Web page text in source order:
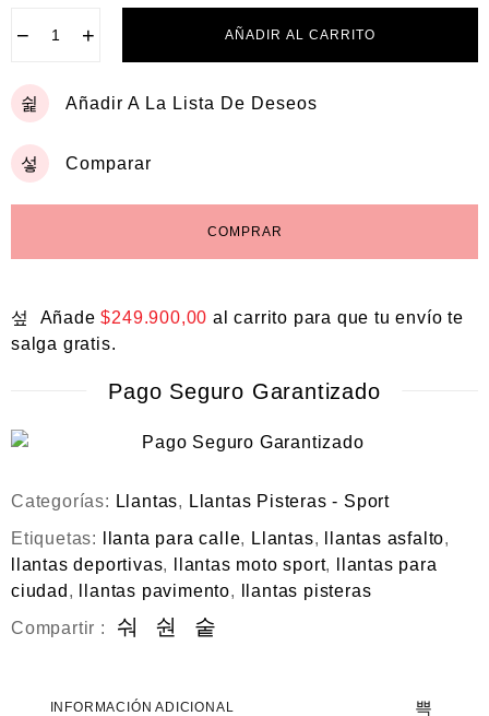
− + AÑADIR AL CARRITO
Añadir A La Lista De Deseos
Comparar
COMPRAR
Añade$249.900,00 al carrito para que tu envío te
salga gratis.
Pago Seguro Garantizado
Categorías: Llantas, Llantas Pisteras - Sport
Etiquetas:
llanta para calle, Llantas, llantas asfalto,
llantas deportivas, llantas moto sport,
llantas para
ciudad , llantas pavimento,
llantas pisteras
Compartir :
INFORMACIÓN ADICIONAL